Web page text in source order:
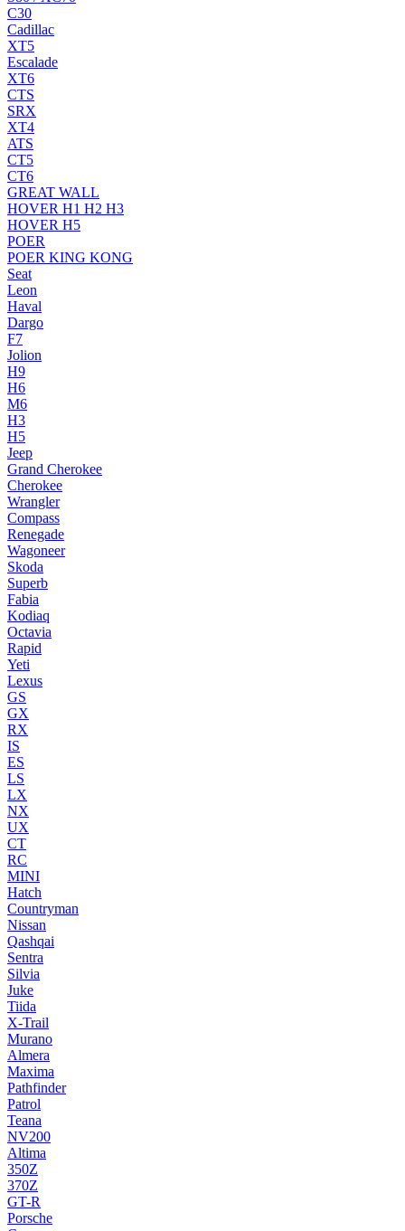
C30
Cadillac
XT5
Escalade
XT6
CTS
SRX
XT4
ATS
CT5
CT6
GREAT WALL
HOVER H1 H2 H3
HOVER H5
POER
POER KING KONG
Seat
Leon
Haval
Dargo
F7
Jolion
H9
H6
M6
H3
H5
Jeep
Grand Cherokee
Cherokee
Wrangler
Compass
Renegade
Wagoneer
Skoda
Superb
Fabia
Kodiaq
Octavia
Rapid
Yeti
Lexus
GS
GX
RX
IS
ES
LS
LX
NX
UX
CT
RC
MINI
Hatch
Countryman
Nissan
Qashqai
Sentra
Silvia
Juke
Tiida
X-Trail
Murano
Almera
Maxima
Pathfinder
Patrol
Teana
NV200
Altima
350Z
370Z
GT-R
Porsche